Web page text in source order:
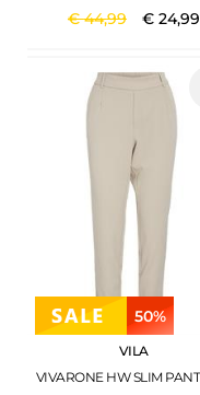
€44,99 € 24,99
50%
VILA